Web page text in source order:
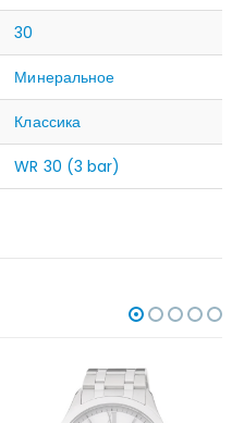
30
Минеральное
Классика
WR 30 (3 bar)
НЕТ В НАЛИЧИИ